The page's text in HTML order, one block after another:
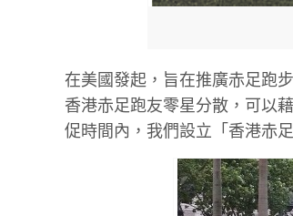
在美國發起，旨在推廣赤足跑
香港赤足跑友零星分散，可以
促時間內，我們設立「香港赤